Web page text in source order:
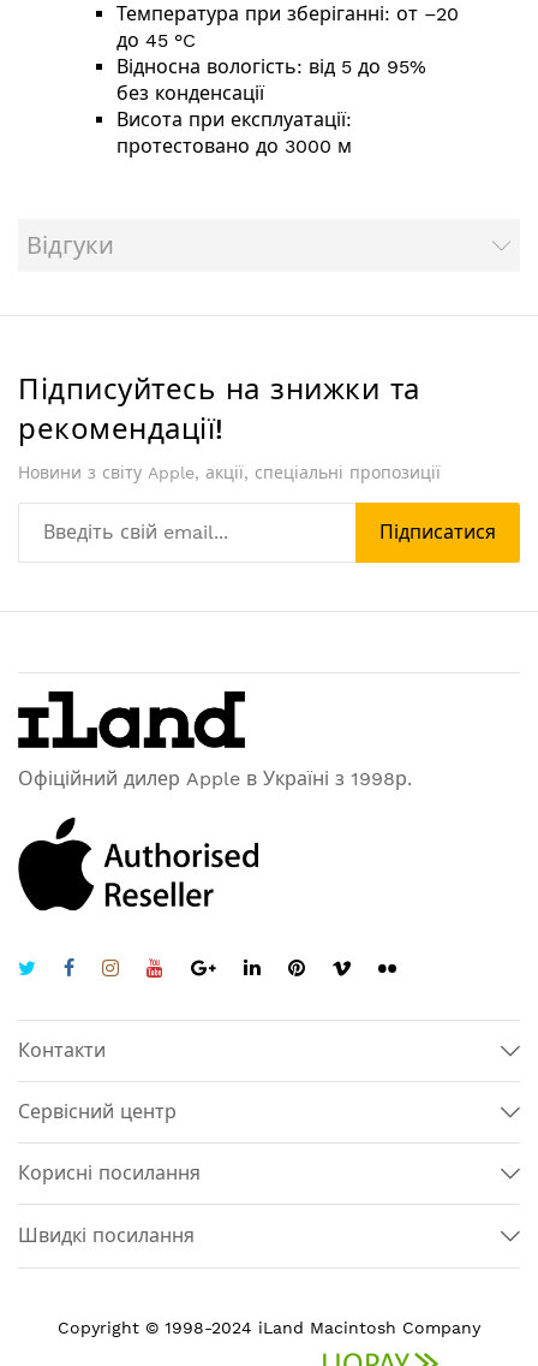
Температура при зберіганні: от –20
до 45 °C
Відносна вологість: від 5 до 95%
без конденсації
Висота при експлуатації:
протестовано до 3000 м
Відгуки
Підписуйтесь на знижки та
рекомендації!
Новини з світу Apple, акції, спеціальні пропозиції
Підписатися
Офіційний дилер Apple в Україні з 1998р.
Контакти
Сервісний центр
Корисні посилання
Швидкі посилання
Copyright © 1998-2024 iLand Macintosh Company